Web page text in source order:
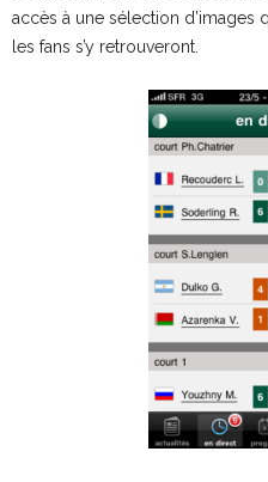
accès à une sélection d’images
les fans s’y retrouveront.